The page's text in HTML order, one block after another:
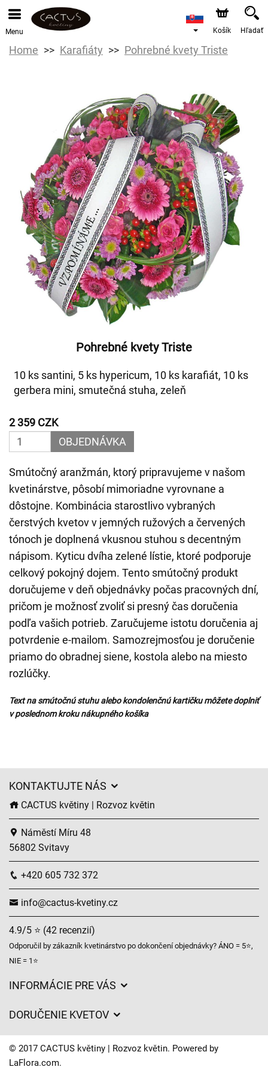
Menu Košík Hľadať
Home Karafiáty Pohrebné kvety Triste
Pohrebné kvety Triste
10 ks santini, 5 ks hypericum, 10 ks karafiát, 10 ks
gerbera mini, smutečná stuha, zeleň
2 359 CZK
OBJEDNÁVKA
Smútočný aranžmán, ktorý pripravujeme v našom
kvetinárstve, pôsobí mimoriadne vyrovnane a
dôstojne. Kombinácia starostlivo vybraných
čerstvých kvetov v jemných ružových a červených
tónoch je doplnená vkusnou stuhou s decentným
nápisom. Kyticu dvíha zelené lístie, ktoré podporuje
celkový pokojný dojem. Tento smútočný produkt
doručujeme v deň objednávky počas pracovných dní,
pričom je možnosť zvoliť si presný čas doručenia
podľa vašich potrieb. Zaručujeme istotu doručenia aj
potvrdenie e-mailom. Samozrejmosťou je doručenie
priamo do obradnej siene, kostola alebo na miesto
rozlúčky.
Text na smútočnú stuhu alebo kondolenčnú kartičku môžete doplniť
v poslednom kroku nákupného košíka
KONTAKTUJTE NÁS
CACTUS květiny | Rozvoz květin
Náměstí Míru 48
56802 Svitavy
+420 605 732 372
info@cactus-kvetiny.cz
4.9/5 ⭐ (42 recenzií)
Odporučil by zákazník kvetinárstvo po dokončení objednávky? ÁNO = 5⭐,
NIE = 1⭐
INFORMÁCIE PRE VÁS
Časy doručenia kvetov – prehľad možností
DORUČENIE KVETOV
Poplatky za doručenie
Kam doručujeme kvety
© 2017 CACTUS květiny | Rozvoz květin. Powered by
LaFlora.com.